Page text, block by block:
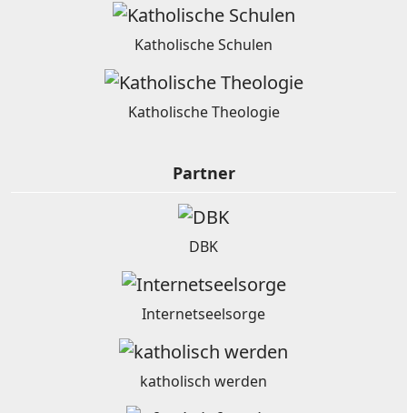
Katholische Schulen
Katholische Theologie
Partner
DBK
Internetseelsorge
katholisch werden